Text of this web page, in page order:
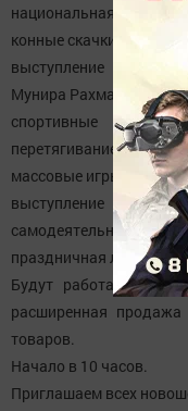
национальная борьба;
конные скачки,
выступление звезд
Мунира Рахмаева,
спортивные
перетягивание каната
массовые игры и
выступление
самодеятельности
праздничная лотерея.
Будут работать
расширенная
товаров.
Начало в 10 часов.
Приглашаем всех